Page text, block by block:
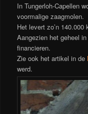
In Tungerloh-Capellen
voormalige zaagmolen.
Het levert zo’n 140.000
Aangezien het geheel
financieren.
Zie ook het artikel in de
werd.